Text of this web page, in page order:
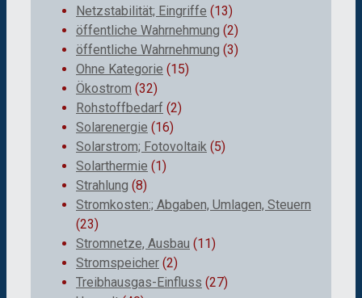
Netzstabilität; Eingriffe (13)
öffentliche Wahrnehmung (2)
öffentliche Wahrnehmung (3)
Ohne Kategorie (15)
Ökostrom (32)
Rohstoffbedarf (2)
Solarenergie (16)
Solarstrom; Fotovoltaik (5)
Solarthermie (1)
Strahlung (8)
Stromkosten:; Abgaben, Umlagen, Steuern
(23)
Stromnetze, Ausbau (11)
Stromspeicher (2)
Treibhausgas-Einfluss (27)